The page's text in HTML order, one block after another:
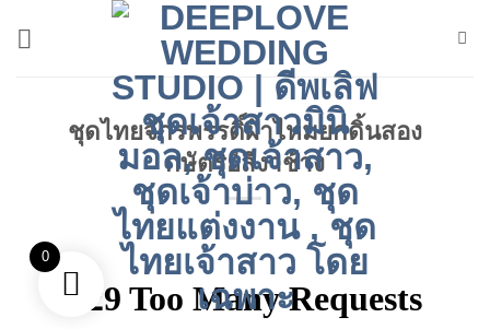
ชุดไทยจักรพรรดิ์ผ้าไหมยกดิ้นสอง
กษัตริย์สีงาช้าง
0